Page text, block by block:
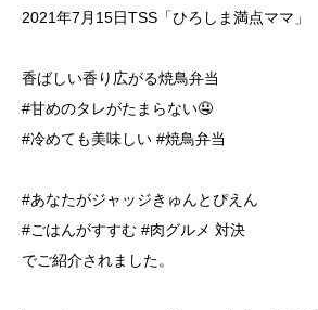
2021年7月15日TSS「ひろしま満点ママ」
香ばしい香り広がる焼鳥弁当
#甘めのタレがたまらない🤤
#冷めても美味しい #焼鳥弁当
#あなたがジャッジきゅんとぴえん
#ごはんがすすむ #肉グルメ 対決
でご紹介されました。